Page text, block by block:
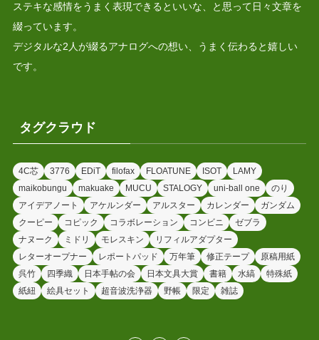
ステキな感情をうまく表現できるといいな、と思って日々文章を
綴っています。
デジタルな2人が綴るアナログへの想い、うまく伝わると嬉しい
です。
タグクラウド
4C芯 3776 EDiT filofax FLOATUNE ISOT
LAMY
maikobungu
makuake MUCU STALOGY uni-ball one
のり
アイデアノート
アケルンダー アルスター カレンダー
ガンダム
クーピー
コピック コラボレーション コンビニ
ゼブラ
ナヌーク
ミドリ モレスキン
リフィルアダプター
レターオープナー
レポートパッド 万年筆 修正テープ
原稿用紙
呉竹
四季織 日本手帖の会 日本文具大賞 書籍 水縞
特殊紙
紙紐
絵具セット 超音波洗浄器 野帳 限定 雑誌